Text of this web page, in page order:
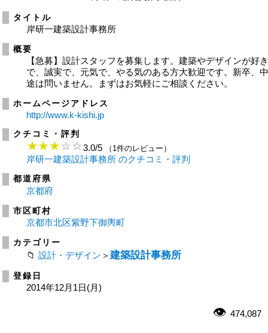
タイトル
岸研一建築設計事務所
概要
【急募】設計スタッフを募集します。建築やデザインが好
で、誠実で、元気で、やる気のある方大歓迎です。新卒、
途は問いません。まずはお気軽にご相談ください。
ホームページアドレス
http://www.k-kishi.jp
クチコミ・評判
3.0/5 （1件のレビュー）
岸研一建築設計事務所 のクチコミ・評判
都道府県
京都府
市区町村
京都市北区紫野下御輿町
カテゴリー
設計・デザイン ＞ 建築設計事務所
登録日
2014年12月1日(月)
474,087